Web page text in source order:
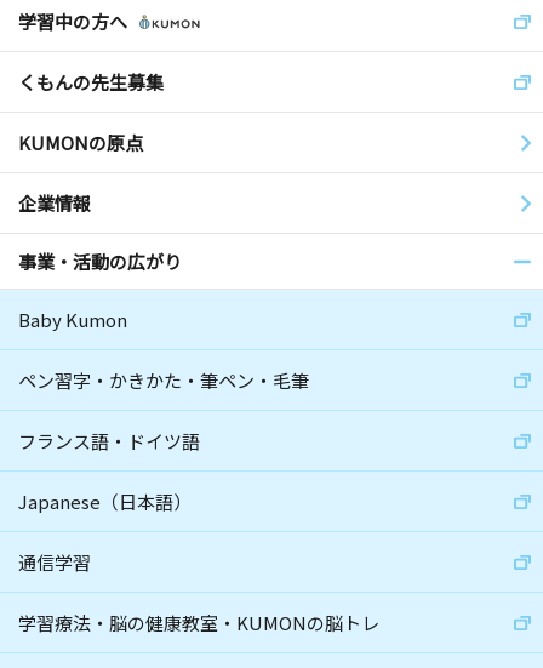
学習中の方へ
くもんの先生募集
KUMONの原点
企業情報
事業・活動の広がり
Baby Kumon
ペン習字・かきかた・筆ペン・毛筆
フランス語・ドイツ語
Japanese（日本語）
通信学習
学習療法・脳の健康教室・KUMONの脳トレ